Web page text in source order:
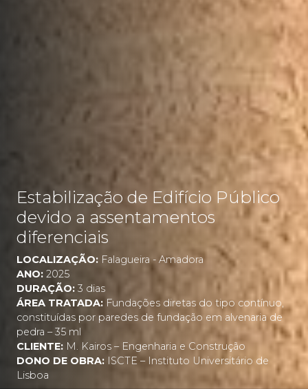
Estabilização de Edifício Público
devido a assentamentos
diferenciais
LOCALIZAÇÃO: Falagueira - Amadora
ANO: 2025
DURAÇÃO: 3 dias
ÁREA TRATADA: Fundações diretas do tipo contínuo,
constituídas por paredes de fundação em alvenaria de
pedra – 35 ml
CLIENTE: M. Kairos – Engenharia e Construção
DONO DE OBRA: ISCTE – Instituto Universitário de
Lisboa